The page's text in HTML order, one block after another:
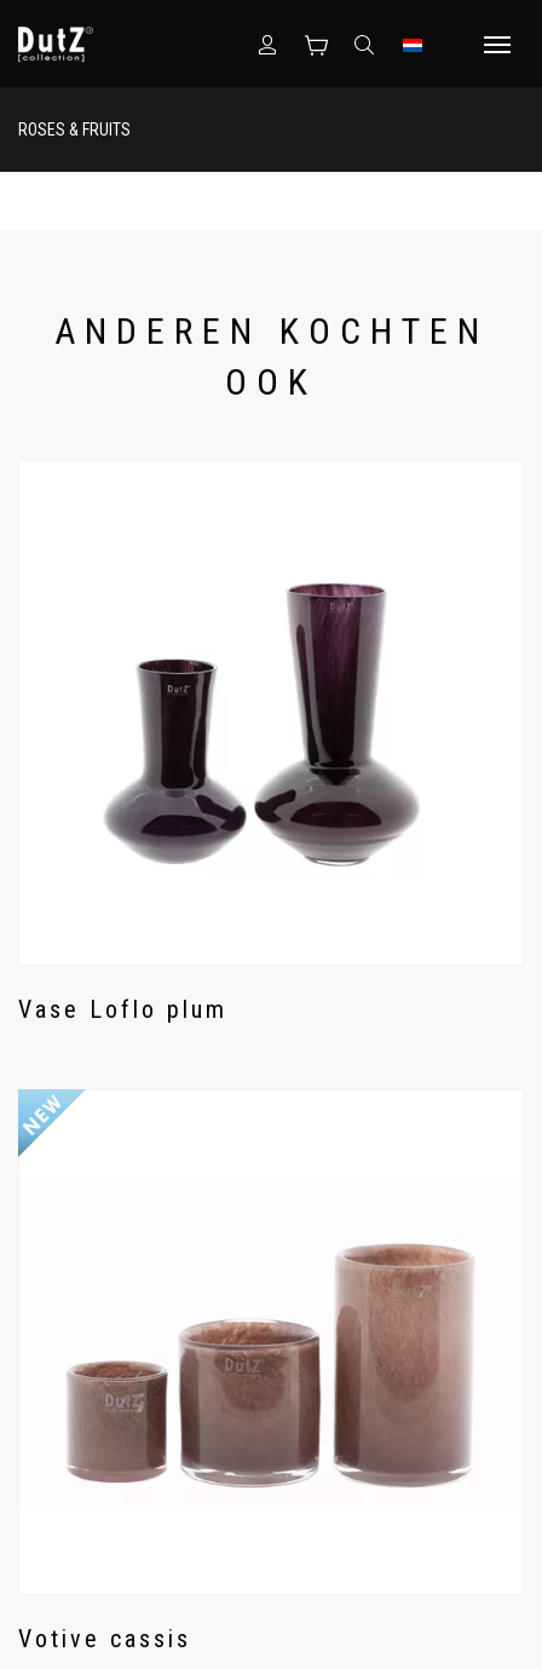
ROSES & FRUITS
ANDEREN KOCHTEN
OOK
Vase Loflo plum
Votive cassis